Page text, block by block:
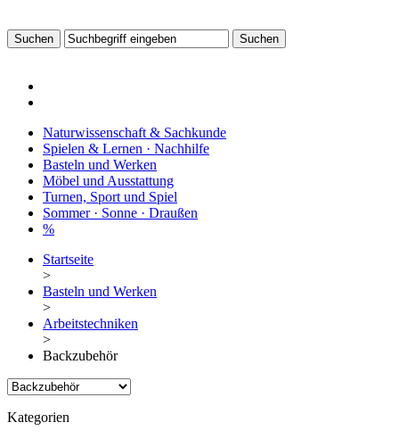
Naturwissenschaft & Sachkunde
Spielen & Lernen · Nachhilfe
Basteln und Werken
Möbel und Ausstattung
Turnen, Sport und Spiel
Sommer · Sonne · Draußen
%
Startseite
>
Basteln und Werken
>
Arbeitstechniken
>
Backzubehör
Kategorien